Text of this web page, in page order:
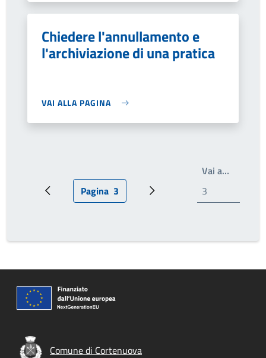
Chiedere l'annullamento e
l'archiviazione di una pratica
VAI ALLA PAGINA
Pagina precedentePagina attuale
Pagina 3 Prossima pagina
Vai a…
Comune di Cortenuova